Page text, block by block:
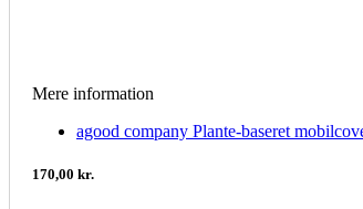
Mere information
agood company Plante-baseret
170,00 kr.